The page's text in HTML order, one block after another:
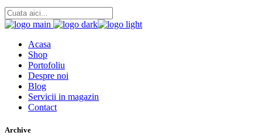
Acasa
Shop
Portofoliu
Despre noi
Blog
Servicii in magazin
Contact
Archive